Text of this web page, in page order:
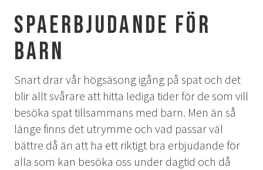
Sparitualen Stävan
AKTIVITETER
Vinter
Sommar
Höst
Spaerbjudande för
barn
Snart drar vår högsäsong igång på spat och det
blir allt svårare att hitta lediga tider för de som vill
besöka spat tillsammans med barn. Men än så
länge finns det utrymme och vad passar väl
bättre då än att ha ett riktigt bra erbjudande för
alla som kan besöka oss under dagtid och då